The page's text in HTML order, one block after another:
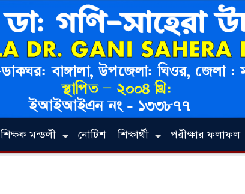
শিক্ষক মন্ডলী নোটিশ শিক্ষার্থী পরীক্ষার ফলাফল